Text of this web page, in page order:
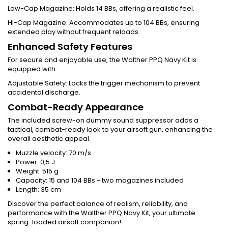
Low-Cap Magazine: Holds 14 BBs, offering a realistic feel.
Hi-Cap Magazine: Accommodates up to 104 BBs, ensuring
extended play without frequent reloads.
Enhanced Safety Features
For secure and enjoyable use, the Walther PPQ Navy Kit is
equipped with:
Adjustable Safety: Locks the trigger mechanism to prevent
accidental discharge.
Combat-Ready Appearance
The included screw-on dummy sound suppressor adds a
tactical, combat-ready look to your airsoft gun, enhancing the
overall aesthetic appeal.
Muzzle velocity: 70 m/s
Power: 0,5 J
Weight: 515 g
Capacity: 15 and 104 BBs - two magazines included
Length: 35 cm
Discover the perfect balance of realism, reliability, and
performance with the Walther PPQ Navy Kit, your ultimate
spring-loaded airsoft companion!